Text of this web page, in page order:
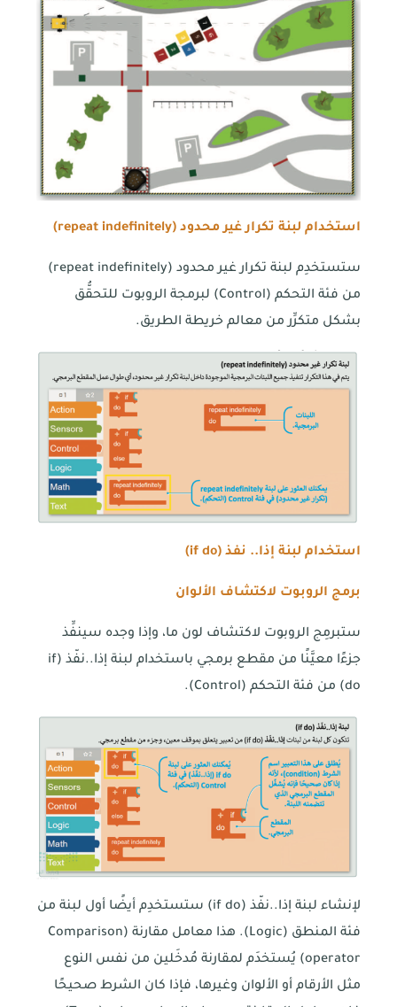
استخدام لبنة تكرار غير محدود (repeat indefinitely
)
ستستخدِم لبنة تكرار غير محدود (repeat indefinitely)
من فئة التحكم (Control) لبرمجة الروبوت للتحقُّق
بشكل متكرِّر من معالم خريطة الطريق.
استخدام لبنة إذا.. نفذ (if do
)
برمج الروبوت لاكتشاف الألوان
ستبرمِج الروبوت لاكتشاف لون ما، وإذا وجده سينفِّذ
جزءًا معيَّنًا من مقطع برمجي باستخدام لبنة إذا..نفّذ (if
do) من فئة التحكم (Control).
لإنشاء لبنة إذا..نفّذ (if do) ستستخدِم أيضًا أول لبنة من
فئة المنطق (Logic). هذا معامل مقارنة (Comparison
operator) يُستخدَم لمقارنة مُدخَلين من نفس النوع
مثل الأرقام أو الألوان وغيرها، فإذا كان الشرط صحيحًا